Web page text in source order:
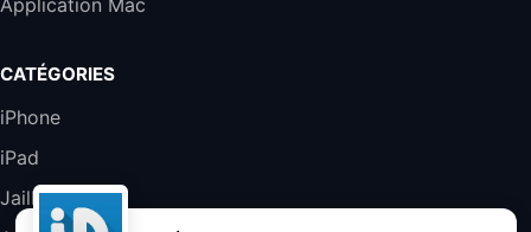
289,47€
Blanc
357,4€
CATÉGORIES
iPhone
iPad
Jailbreak